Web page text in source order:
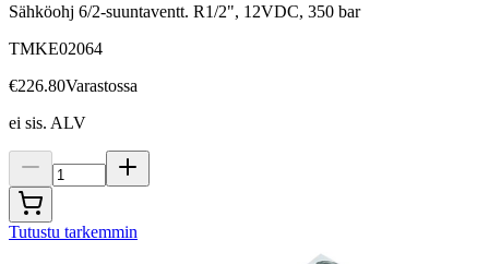
Sähköohj 6/2-suuntaventt. R1/2", 12VDC, 350 bar
TMKE02064
€226.80Varastossa
ei sis. ALV
Tutustu tarkemmin